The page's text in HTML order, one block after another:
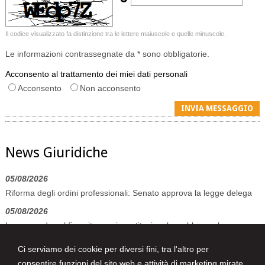
Ci serviamo dei cookie per diversi fini, tra l'altro per
Il codice visualizzato fa distinzione tra le lettere maiuscole e quelle minuscole.
Le informazioni contrassegnate da * sono obbligatorie.
Acconsento al trattamento dei miei dati personali
Acconsento
Non acconsento
News Giuridiche
05/08/2026
Riforma degli ordini professionali: Senato approva la legge delega
05/08/2026
Legge sarda sul fine vita non incostituzionale, sebbene alcune